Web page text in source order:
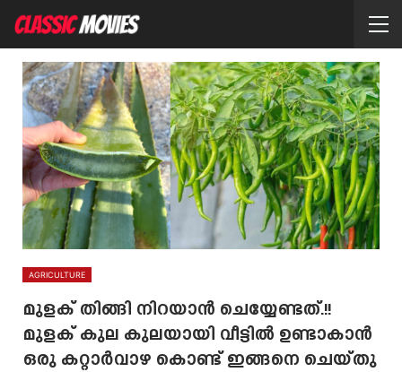
AGRICULTURE
മുളക് തിങ്ങി നിറയാൻ ചെയ്യേണ്ടത്.!!
മുളക് കുല കുലയായി വീട്ടിൽ ഉണ്ടാകാൻ
ഒരു കറ്റാർവാഴ കൊണ്ട് ഇങ്ങനെ ചെയ്തു